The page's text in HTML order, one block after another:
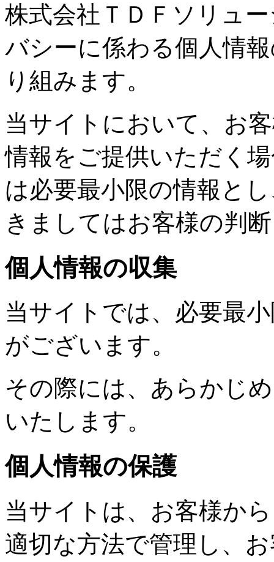
株式会社ＴＤＦソリュ
バシーに係わる個人情
り組みます。
当サイトにおいて、お
情報をご提供いただく
は必要最小限の情報と
きましてはお客様の判
個人情報の収集
当サイトでは、必要最
がございます。
その際には、あらかじ
いたします。
個人情報の保護
当サイトは、お客様か
適切な方法で管理し、